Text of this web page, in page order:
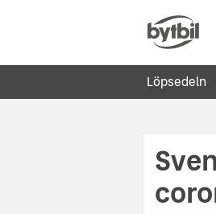
Löpsedeln